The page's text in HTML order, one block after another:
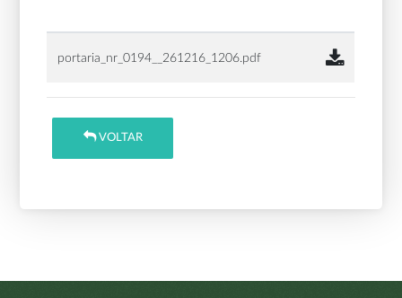
portaria_nr_0194__261216_1206.pdf
VOLTAR